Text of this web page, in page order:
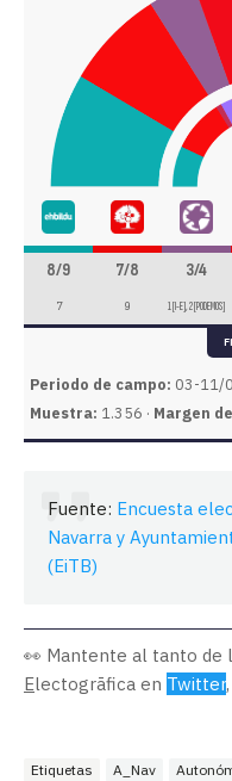
8/9 7/8 3/4
7 9 1 [I-E], 2 [PODEMOS]
Periodo de campo: 03-11/
Muestra: 1.356 · Margen
Fuente: Encuesta
Navarra y
(EiTB)
👀 Mantente al tanto de
Electogrāfica en Twitter,
Etiquetas A_Nav